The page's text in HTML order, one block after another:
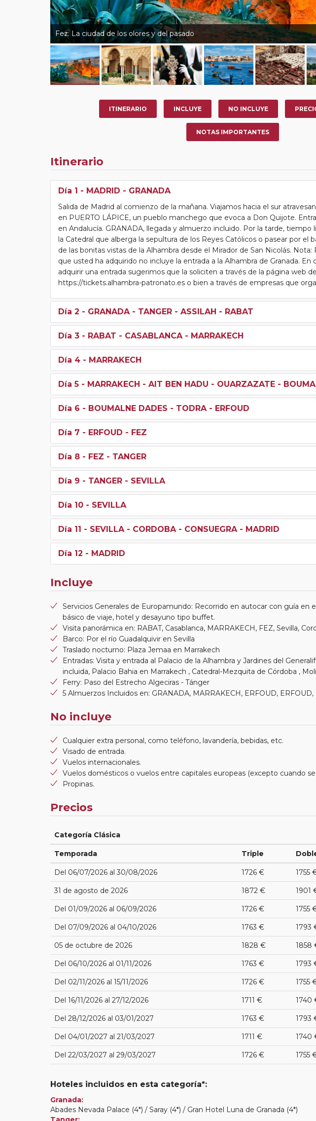
Fez: La ciudad de los olores y del pasado
ITINERARIO INCLUYE NO INCLUYE
NOTAS IMPORTANTES
Itinerario
Día 1 - MADRID - GRANADA
Salida de Madrid al comienzo de la mañana. Viajamos hacia el sur
en PUERTO LÁPICE, un pueblo manchego que evoca a Don Quijote.
en Andalucía. GRANADA, llegada y almuerzo incluido. Por la tarde,
la Catedral que alberga la sepultura de los Reyes Católicos o pasear por el
de las bonitas vistas de la Alhambra desde el Mirador de San Nicolás.
que usted ha adquirido no incluye la entrada a la Alhambra de Granada. En
adquirir una entrada sugerimos que la soliciten a través de la página web
https://tickets.alhambra-patronato.es o bien a través de empresas que
Día 2 - GRANADA - TANGER - ASSILAH - RABAT
Día 3 - RABAT - CASABLANCA - MARRAKECH
Día 4 - MARRAKECH
Día 5 - MARRAKECH - AIT BEN HADU - OUARZAZATE -
Día 6 - BOUMALNE DADES - TODRA - ERFOUD
Día 7 - ERFOUD - FEZ
Día 8 - FEZ - TANGER
Día 9 - TANGER - SEVILLA
Día 10 - SEVILLA
Día 11 - SEVILLA - CORDOBA - CONSUEGRA - MADRID
Día 12 - MADRID
Incluye
Servicios Generales de Europamundo: Recorrido en autocar con guía en
básico de viaje, hotel y desayuno tipo buffet.
Visita panorámica en: RABAT, Casablanca, MARRAKECH, FEZ, Sevilla,
Barco: Por el río Guadalquivir en Sevilla
Traslado nocturno: Plaza Jemaa en Marrakech
Entradas: Visita y entrada al Palacio de la Alhambra y Jardines del
incluida, Palacio Bahia en Marrakech , Catedral-Mezquita de Córdoba ,
Ferry: Paso del Estrecho Algeciras - Tánger
5 Almuerzos Incluidos en: GRANADA, MARRAKECH, ERFOUD, ERFOUD,
No incluye
Cualquier extra personal, como teléfono, lavandería, bebidas, etc.
Visado de entrada.
Vuelos internacionales.
Vuelos domésticos o vuelos entre capitales europeas (excepto cuando
Propinas.
Precios
Categoría Clásica
Temporada Triple
Del 06/07/2026 al 30/08/2026 1726 € 1755
31 de agosto de 2026 1872 € 1901
Del 01/09/2026 al 06/09/2026 1726 € 1755
Del 07/09/2026 al 04/10/2026 1763 € 1793
05 de octubre de 2026 1828 € 1858
Del 06/10/2026 al 01/11/2026 1763 € 1793
Del 02/11/2026 al 15/11/2026 1726 € 1755
Del 16/11/2026 al 27/12/2026 1711 € 1740
Del 28/12/2026 al 03/01/2027 1763 € 1793
Del 04/01/2027 al 21/03/2027 1711 € 1740
Del 22/03/2027 al 29/03/2027 1726 € 1755
Hoteles incluidos en esta categoría*:
Granada:
Abades Nevada Palace (4*) / Saray (4*) / Gran Hotel Luna de Granada (4*)